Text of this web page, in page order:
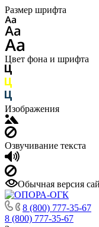
Размер шрифта
Цвет фона и шрифта
Изображения
Озвучивание текста
Обычная версия
8 (800) 777-35-67
8 (800) 777-35-67